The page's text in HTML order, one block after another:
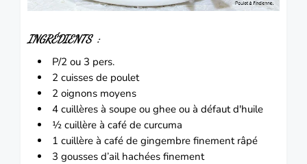
INGRÉDIENTS :
P/2 ou 3 pers.
2 cuisses de poulet
2 oignons moyens
4 cuillères à soupe ou ghee ou à défaut d'huile
½ cuillère à café de curcuma
1 cuillère à café de gingembre finement râpé
3 gousses d’ail hachées finement